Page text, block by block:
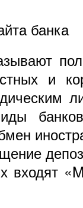
банка
и
входят